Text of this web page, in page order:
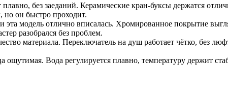
без заеданий. Керамические кран-буксы держатся
но он быстро проходит.
модель отлично вписалась. Хромированное покрытие
разобрался без проблем.
материала. Переключатель на душ работает чётко, без
ощутимая. Вода регулируется плавно, температуру держит